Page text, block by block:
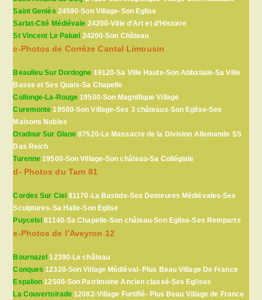
Saint Geniès 24590-Son Village-Son Eglise
Sarlat-Cité Médiévale 24200-Ville d’Art et d’Histoire
St Vincent Le Paluel 24200-Son Château
c-Photos de Corrèze Cantal Limousin
Beaulieu Sur Dordogne 19120-Sa Ville Haute-Son Abbatiale-Sa Ville
Basse et Ses Quais-Sa Chapelle
Collonge-La-Rouge 19500-Son Magnifique Village
Curemonte 19500-Son Village-Ses 3 châteaux-Son Eglise-Ses
Maisons Nobles
Oradour Sur Glane 87520-Le Massacre de la Division Allemande SS
Das Reich
Turenne 19500-Son Village-Son château-Sa Collégiale
d- Photos du Tarn 81
Cordes Sur Ciel 81170-La Bastide-Ses Demeures Médiévales-Ses
Sculptures-Sa Halle-Son Eglise
Puycelsi 81140-Sa Chapelle-Son château-Son Eglise-Ses Remparts
e-Photos de l’Aveyron 12
Bournazel 12390-Le château
Conques 12320-Son Village Médiéval- Plus Beau Village De France
Espalion 12500-Son Patrimoine Ancien classé-Ses Eglises
La Couvertoirade 12082-Village Fortifié- Plus Beau Village de France